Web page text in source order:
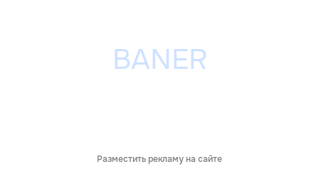
Разместить рекламу на сайте